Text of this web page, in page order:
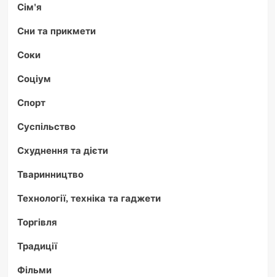
Сім'я
Сни та прикмети
Соки
Соціум
Спорт
Суспільство
Схуднення та дієти
Тваринництво
Технології, техніка та гаджети
Торгівля
Традиції
Фільми